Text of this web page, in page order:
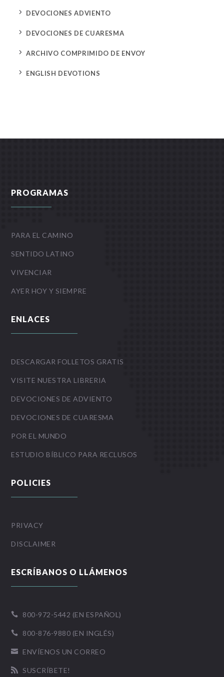
5 DEVOCIONES ADVIENTO
5 DEVOCIONES DE CUARESMA
5 ARCHIVO COMPRIMIDO DE ENVOY
5 ENGLISH DEVOTIONS
PROGRAMAS
PARA EL CAMINO
SENTIDO LATINO
VIVENCIAR
AYER HOY Y SIEMPRE
ENLACES
DESCARGAR FOLLETOS GRATIS
VISITE NUESTRA LIBRERIA
DEVOCIONES DE ADVIENTO
DEVOCIONES DE CUARESMA
POR EL MUNDO
ESTUDIO BÍBLICO PARA RECLUSOS
POLICIES
PRIVACY
DISCLAIMER
ESCRÍBANOS O LLÁMENOS
 800-972-5442 (EN ESPAÑOL)
 800-876-9880 (EN INGLÉS)
 ENVÍENOS UN CORREO
 SUSCRÍBETE!